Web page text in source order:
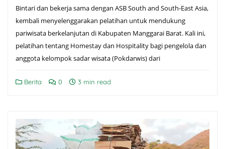
Bintari dan bekerja sama dengan ASB South and South-East Asia,
kembali menyelenggarakan pelatihan untuk mendukung
pariwisata berkelanjutan di Kabupaten Manggarai Barat. Kali ini,
pelatihan tentang Homestay dan Hospitality bagi pengelola dan
anggota kelompok sadar wisata (Pokdarwis) dari
Berita 0 3 min read